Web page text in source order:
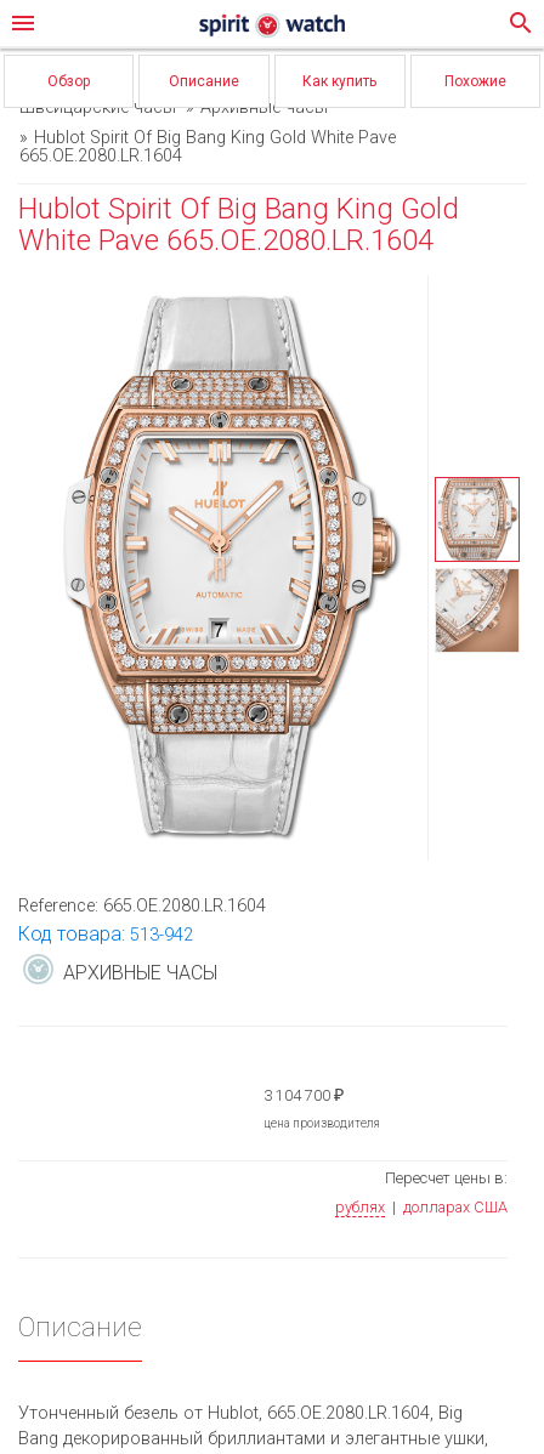
menu search
Обзор Описание Как купить Похожие
Швейцарские часы
Архивные часы
Hublot Spirit Of Big Bang King Gold White Pave
665.OE.2080.LR.1604
Hublot Spirit Of Big Bang King Gold
White Pave 665.OE.2080.LR.1604
Reference: 665.OE.2080.LR.1604
Код товара: 513-942
АРХИВНЫЕ ЧАСЫ
3 104 700 ₽
цена производителя
Пересчет цены в:
рублях | долларах США
Описание
Утонченный безель от Hublot, 665.OE.2080.LR.1604, Big
Bang декорированный бриллиантами и элегантные ушки,